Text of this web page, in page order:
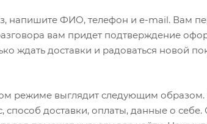
напишите ФИО, телефон и e-mail. Вам
вам придет подтверждение
ждать доставки и радоваться новой
режиме выглядит следующим
способ доставки, оплаты, данные о